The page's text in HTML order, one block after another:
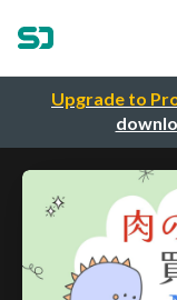
Upgrade to